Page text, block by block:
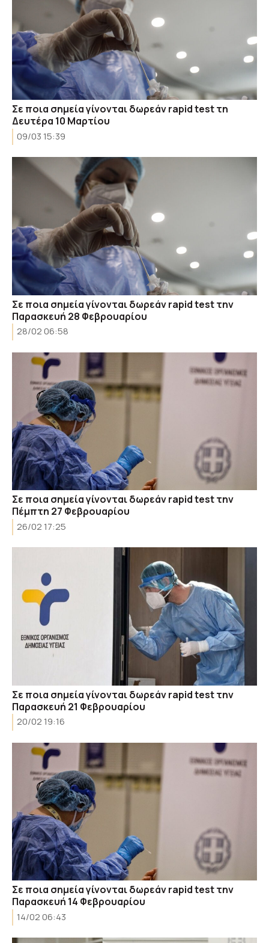
Σε ποια σημεία γίνονται δωρεάν rapid test τη
Δευτέρα 10 Mαρτίου
09/03 15:39
Σε ποια σημεία γίνονται δωρεάν rapid test την
Παρασκευή 28 Φεβρουαρίου
28/02 06:58
Σε ποια σημεία γίνονται δωρεάν rapid test την
Πέμπτη 27 Φεβρουαρίου
26/02 17:25
Σε ποια σημεία γίνονται δωρεάν rapid test την
Παρασκευή 21 Φεβρουαρίου
20/02 19:16
Σε ποια σημεία γίνονται δωρεάν rapid test την
Παρασκευή 14 Φεβρουαρίου
14/02 06:43